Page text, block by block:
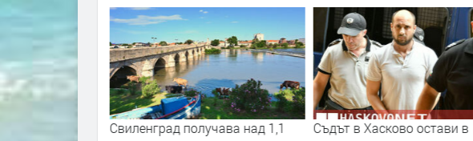
Свиленград получава над 1,1
Съдът в Хасково остави в